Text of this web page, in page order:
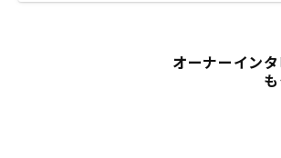
オーナーイン